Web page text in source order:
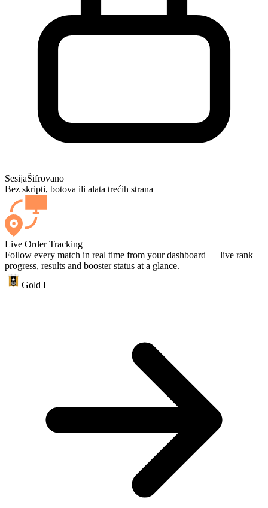
SesijaŠifrovano
Bez skripti, botova ili alata trećih strana
Live Order Tracking
Follow every match in real time from your dashboard — live rank
progress, results and booster status at a glance.
Gold I